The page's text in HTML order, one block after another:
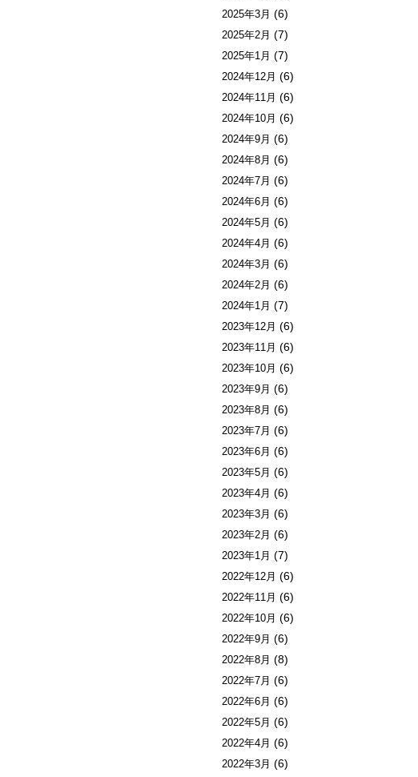
2025年3月 (6)
2025年2月 (7)
2025年1月 (7)
2024年12月 (6)
2024年11月 (6)
2024年10月 (6)
2024年9月 (6)
2024年8月 (6)
2024年7月 (6)
2024年6月 (6)
2024年5月 (6)
2024年4月 (6)
2024年3月 (6)
2024年2月 (6)
2024年1月 (7)
2023年12月 (6)
2023年11月 (6)
2023年10月 (6)
2023年9月 (6)
2023年8月 (6)
2023年7月 (6)
2023年6月 (6)
2023年5月 (6)
2023年4月 (6)
2023年3月 (6)
2023年2月 (6)
2023年1月 (7)
2022年12月 (6)
2022年11月 (6)
2022年10月 (6)
2022年9月 (6)
2022年8月 (8)
2022年7月 (6)
2022年6月 (6)
2022年5月 (6)
2022年4月 (6)
2022年3月 (6)